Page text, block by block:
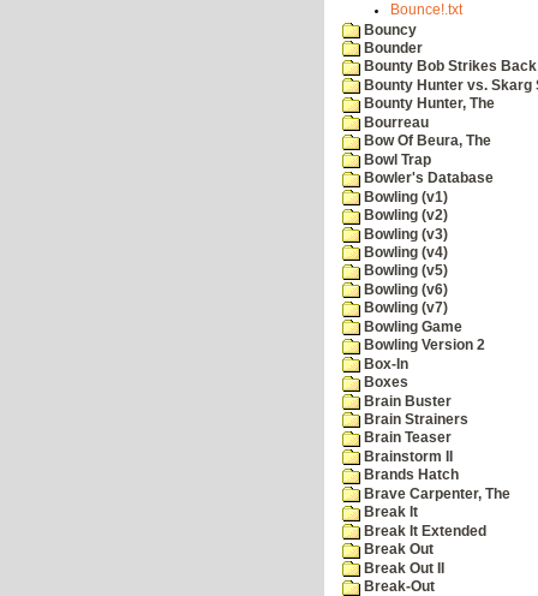
Bounce!.txt
Bouncy
Bounder
Bounty Bob Strikes
Bounty Hunter vs. Skarg
Bounty Hunter, The
Bourreau
Bow Of Beura, The
Bowl Trap
Bowler's Database
Bowling (v1)
Bowling (v2)
Bowling (v3)
Bowling (v4)
Bowling (v5)
Bowling (v6)
Bowling (v7)
Bowling Game
Bowling Version 2
Box-In
Boxes
Brain Buster
Brain Strainers
Brain Teaser
Brainstorm II
Brands Hatch
Brave Carpenter, The
Break It
Break It Extended
Break Out
Break Out II
Break-Out